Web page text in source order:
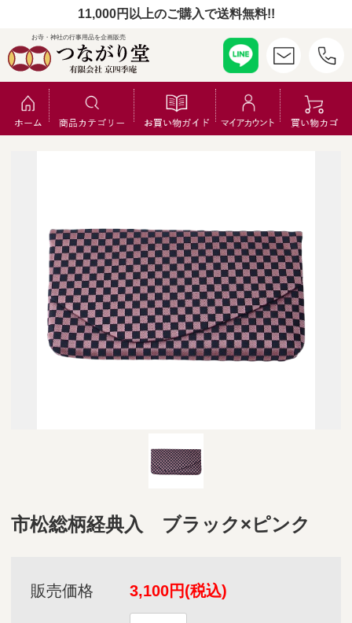
11,000円以上のご購入で送料無料!!
お寺・神社の行事用品を企画販売
市松総柄経典入 ブラック×ピンク
販売価格 3,100円(税込)